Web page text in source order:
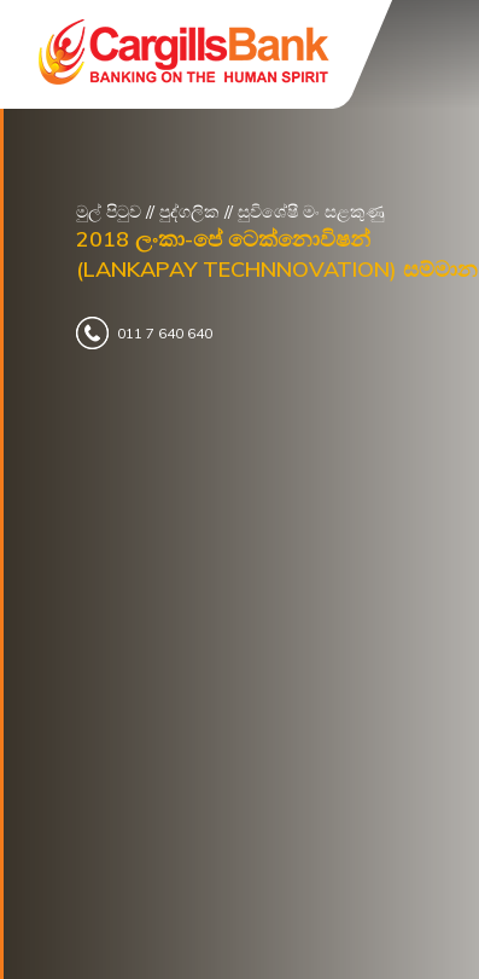
මුල් පිටුව // පුද්ගලික //සුවිශේෂී මං සළකුණු
2018 ලංකා-පේ ටෙක්නොවිෂන්
(LANKAPAY TECHNNOVATION) සම්මාන
011 7 640 640